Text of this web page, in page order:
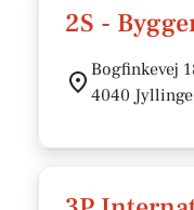
2S -
Bogfinkevej
4040 Jyllinge